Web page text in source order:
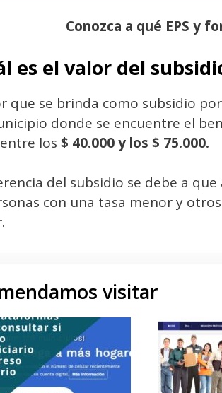
Conozca a qué EPS y
es el valor del
que se brinda como subsidio
donde se encuentre el
los $ 40.000 y los $ 75.000.
del subsidio se debe a
con una tasa menor y
visitar